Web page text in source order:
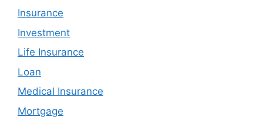
Insurance
Investment
Life Insurance
Loan
Medical Insurance
Mortgage